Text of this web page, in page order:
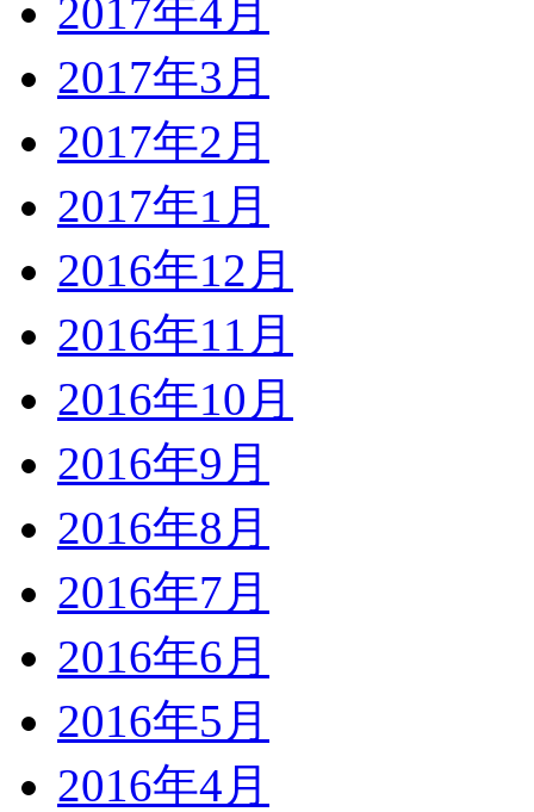
2017年4月
2017年3月
2017年2月
2017年1月
2016年12月
2016年11月
2016年10月
2016年9月
2016年8月
2016年7月
2016年6月
2016年5月
2016年4月